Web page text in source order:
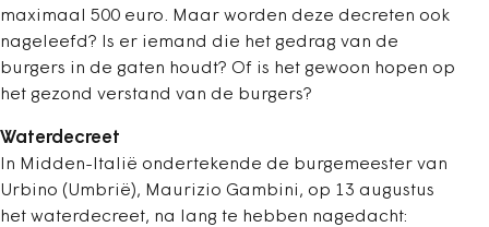
maximaal 500 euro. Maar worden deze decreten ook
nageleefd? Is er iemand die het gedrag van de
burgers in de gaten houdt? Of is het gewoon hopen op
het gezond verstand van de burgers?
Waterdecreet
In Midden-Italië ondertekende de burgemeester van
Urbino (Umbrië), Maurizio Gambini, op 13 augustus
het waterdecreet, na lang te hebben nagedacht: